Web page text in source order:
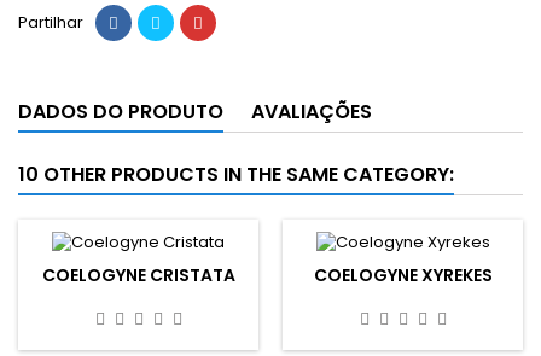
Partilhar
DADOS DO PRODUTO AVALIAÇÕES
10 OTHER PRODUCTS IN THE SAME CATEGORY:
COELOGYNE CRISTATA COELOGYNE XYREKES